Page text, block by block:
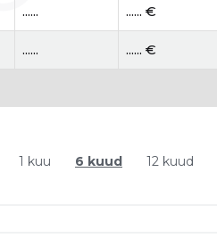
...... ...... €
...... ...... €
1 kuu 6 kuud 12 kuud